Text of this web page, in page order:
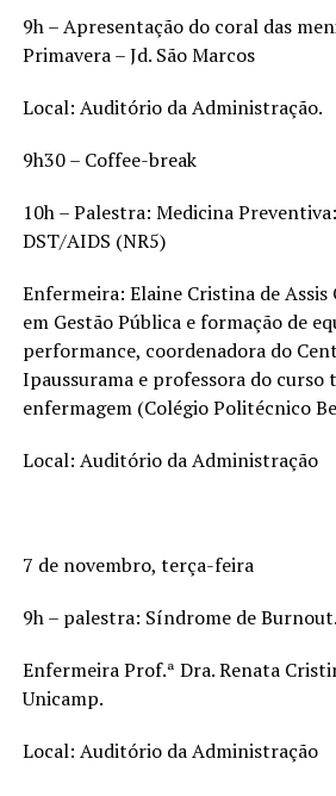
9h – Apresentação do coral das
Primavera – Jd. São Marcos
Local: Auditório da Administração.
9h30 – Coffee-break
10h – Palestra: Medicina
DST/AIDS (NR5)
Enfermeira: Elaine Cristina de Assis
em Gestão Pública e formação de
performance, coordenadora do
Ipaussurama e professora do curso
enfermagem (Colégio Politécnico
Local: Auditório da Administração
7 de novembro, terça-feira
9h – palestra: Síndrome de Burnout.
Enfermeira Prof.ª Dra. Renata
Unicamp.
Local: Auditório da Administração